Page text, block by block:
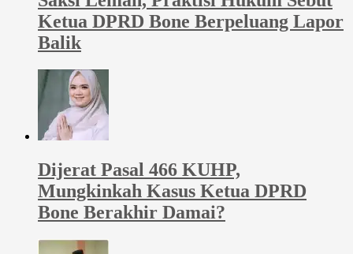
Ketua DPRD Bone Berpeluang Lapor
Balik
Dijerat Pasal 466 KUHP,
Mungkinkah Kasus Ketua DPRD
Bone Berakhir Damai?